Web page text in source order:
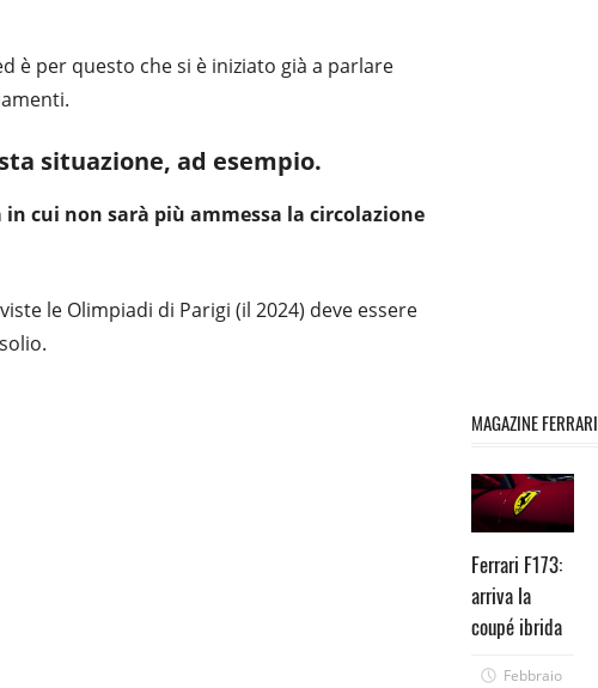
è per questo che si è iniziato già a parlare
situazione, ad esempio.
cui non sarà più ammessa la circolazione
le Olimpiadi di Parigi (il 2024) deve essere
MAGAZINE FERRARI
Ferrari F173:
arriva la
coupé ibrida
Febbraio